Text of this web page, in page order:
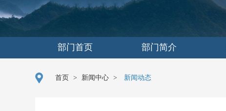
部门首页 部门简介
首页 > 新闻中心 > 新闻动态